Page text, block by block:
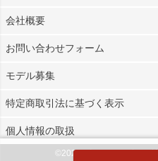
会社概要
お問い合わせフォーム
モデル募集
特定商取引法に基づく表示
個人情報の取扱
©2024 ビソワ・デザイン